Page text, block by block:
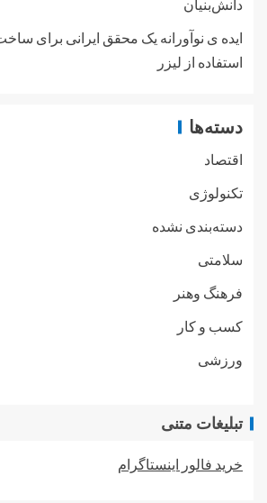
دانش‌بنیان
ایده ی نوآورانه یک محقق ایرانی برای
استفاده از لیزر
دسته‌ها
اقتصاد
تکنولوژی
دسته‌بندی نشده
سلامتی
فرهنگ وهنر
کسب و کار
ورزشی
تبلیغات متنی
خرید فالور اینستاگرام